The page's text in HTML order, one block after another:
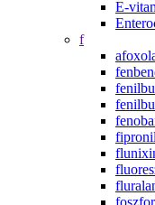
E-
f
fipronil
foszfor